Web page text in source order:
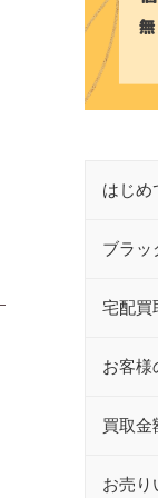
はじめ
ブラッ
宅配買
お客様
買取金
お売り